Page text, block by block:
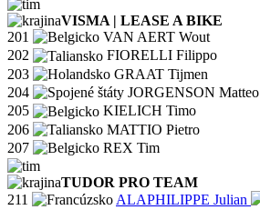
VISMA | LEASE A BIKE
201
VAN AERT Wout
202
FIORELLI Filippo
203
GRAAT Tijmen
204
JORGENSON Matteo
205
KIELICH Timo
206
MATTIO Pietro
207
REX Tim
TUDOR PRO TEAM
211
ALAPHILIPPE Julian